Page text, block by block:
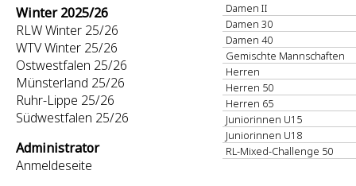
Winter 2025/26
RLW Winter 25/26
WTV Winter 25/26
Ostwestfalen 25/26
Münsterland 25/26
Ruhr-Lippe 25/26
Südwestfalen 25/26
Administrator
Anmeldeseite
Damen II
Damen 30
Damen 40
Gemischte Mannschaften
Herren
Herren 50
Herren 65
Juniorinnen U15
Juniorinnen U18
RL-Mixed-Challenge 50